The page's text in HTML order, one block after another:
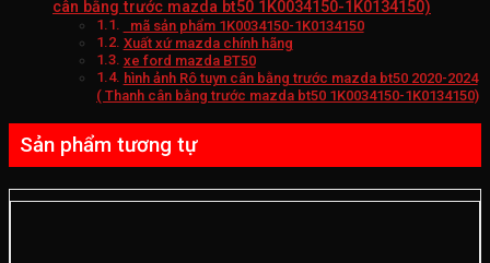
cân bằng trước mazda bt50 1K0034150-1K0134150)
mã sản phẩm 1K0034150-1K0134150
Xuất xứ mazda chính hãng
xe ford mazda BT50
hình ảnh Rô tuyn cân bằng trước mazda bt50 2020-2024
( Thanh cân bằng trước mazda bt50 1K0034150-1K0134150)
Sản phẩm tương tự